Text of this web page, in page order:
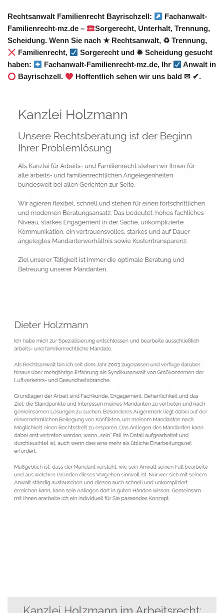
Rechtsanwalt Familienrecht Bayrischzell:
Fachanwalt-
Familienrecht-mz.de –
Sorgerecht, Unterhalt, Trennung,
Scheidung. Wenn Sie nach ★ Rechtsanwalt, ♻ Trennung,
Familienrecht,
Sorgerecht und ✹ Scheidung gesucht
haben:
Fachanwalt-Familienrecht-mz.de, Ihr
Anwalt in
Bayrischzell.
Hoffentlich sehen wir uns bald ✉ ✔.